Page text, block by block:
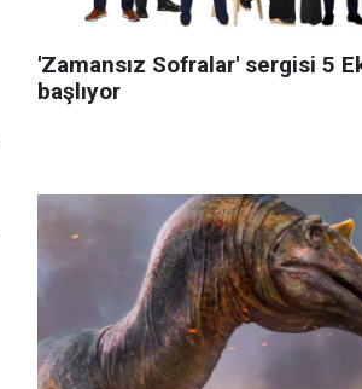
'Zamansız Sofralar' sergisi 5
başlıyor